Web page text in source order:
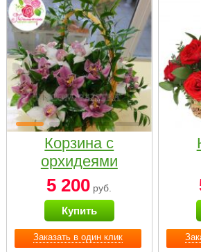
Заказать в один клик
Корзина с
орхидеями
малая
5 200 руб.
Купить